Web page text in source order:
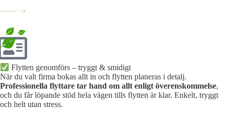
Flytten genomförs – tryggt & smidigt
När du valt firma bokas allt in och flytten planeras i detalj.
Professionella flyttare tar hand om allt enligt överenskommelse,
och du får löpande stöd hela vägen tills flytten är klar. Enkelt, tryggt
och helt utan stress.